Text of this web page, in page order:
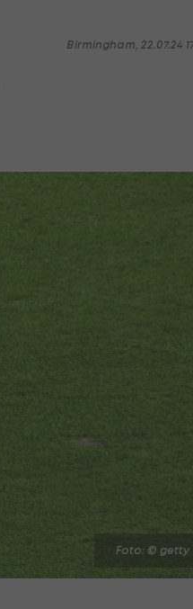
Birmingham, 22.07.24
Foto: © getty